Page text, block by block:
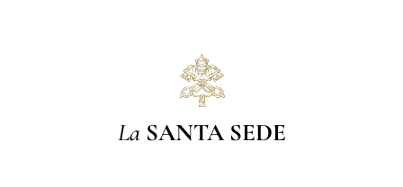
La SANTA SEDE